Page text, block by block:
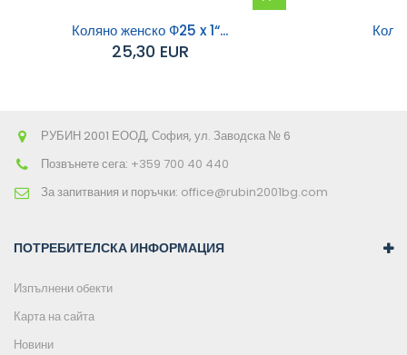
Коляно женско Ф25 x 1“...
25,30 EUR
РУБИН 2001 ЕООД, София, ул. Заводска № 6
Позвънете сега: +359 700 40 440
За запитвания и поръчки: office@rubin2001bg.com
ПОТРЕБИТЕЛСКА ИНФОРМАЦИЯ
Изпълнени обекти
Карта на сайта
Новини